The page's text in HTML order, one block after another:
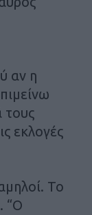
αν η
τους
εκλογές
Το
“Ο